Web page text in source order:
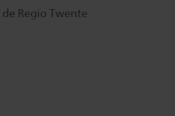
Regio Twente